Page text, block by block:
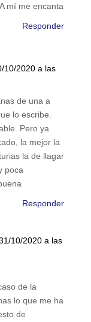
mí me encanta
Responder
10/2020 a las
de una a
lo escribe.
Pero ya
la mejor la
la de llagar
poca
Responder
10/2020 a las
de la
lo que me ha
de